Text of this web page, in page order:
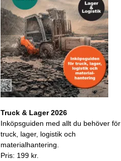
Truck & Lager 2026
Inköpsguiden med allt du behöver för
truck, lager, logistik och
materialhantering.
Pris: 199 kr.